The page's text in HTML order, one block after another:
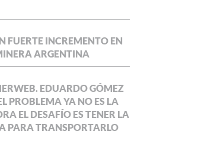
FUERTE INCREMENTO EN
ARGENTINA
EDUARDO GÓMEZ
PROBLEMA YA NO ES LA
EL DESAFÍO ES TENER LA
PARA TRANSPORTARLO